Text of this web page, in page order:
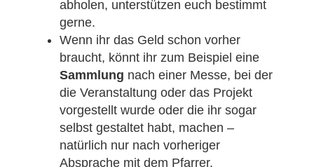
abholen, unterstützen euch bestimmt
gerne.
Wenn ihr das Geld schon vorher
braucht, könnt ihr zum Beispiel eine
Sammlung nach einer Messe, bei der
die Veranstaltung oder das Projekt
vorgestellt wurde oder die ihr sogar
selbst gestaltet habt, machen –
natürlich nur nach vorheriger
Absprache mit dem Pfarrer.